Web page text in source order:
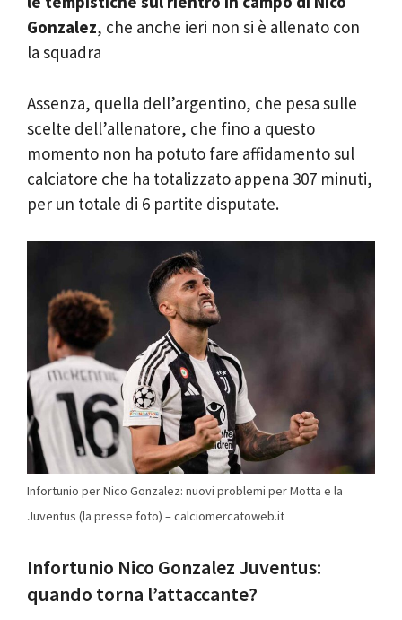
Gonzalez, che anche ieri non si è allenato con
la squadra
Assenza, quella dell’argentino, che pesa sulle
scelte dell’allenatore, che fino a questo
momento non ha potuto fare affidamento sul
calciatore che ha totalizzato appena 307 minuti,
per un totale di 6 partite disputate.
Infortunio per Nico Gonzalez: nuovi problemi per Motta e la
Juventus (la presse foto) – calciomercatoweb.it
Infortunio Nico Gonzalez Juventus:
quando torna l’attaccante?